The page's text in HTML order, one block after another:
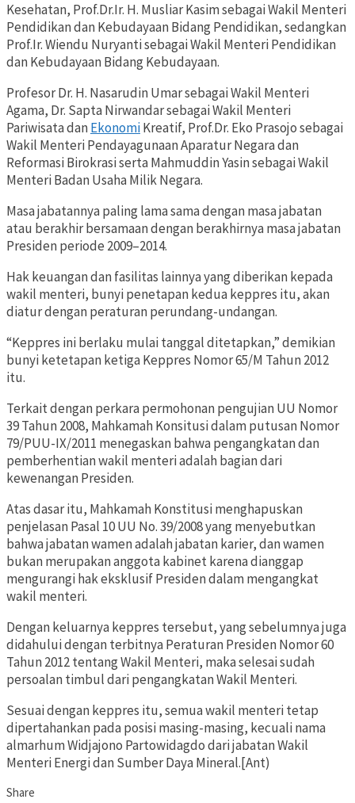
Kesehatan, Prof.Dr.Ir. H. Musliar Kasim sebagai Wakil Menteri
Pendidikan dan Kebudayaan Bidang Pendidikan, sedangkan
Prof.Ir. Wiendu Nuryanti sebagai Wakil Menteri Pendidikan
dan Kebudayaan Bidang Kebudayaan.
Profesor Dr. H. Nasarudin Umar sebagai Wakil Menteri
Agama, Dr. Sapta Nirwandar sebagai Wakil Menteri
Pariwisata danEkonomiKreatif, Prof.Dr. Eko Prasojo sebagai
Wakil Menteri Pendayagunaan Aparatur Negara dan
Reformasi Birokrasi serta Mahmuddin Yasin sebagai Wakil
Menteri Badan Usaha Milik Negara.
Masa jabatannya paling lama sama dengan masa jabatan
atau berakhir bersamaan dengan berakhirnya masa jabatan
Presiden periode 2009–2014.
Hak keuangan dan fasilitas lainnya yang diberikan kepada
wakil menteri, bunyi penetapan kedua keppres itu, akan
diatur dengan peraturan perundang-undangan.
“Keppres ini berlaku mulai tanggal ditetapkan,” demikian
bunyi ketetapan ketiga Keppres Nomor 65/M Tahun 2012
itu.
Terkait dengan perkara permohonan pengujian UU Nomor
39 Tahun 2008, Mahkamah Konsitusi dalam putusan Nomor
79/PUU-IX/2011 menegaskan bahwa pengangkatan dan
pemberhentian wakil menteri adalah bagian dari
kewenangan Presiden.
Atas dasar itu, Mahkamah Konstitusi menghapuskan
penjelasan Pasal 10 UU No. 39/2008 yang menyebutkan
bahwa jabatan wamen adalah jabatan karier, dan wamen
bukan merupakan anggota kabinet karena dianggap
mengurangi hak eksklusif Presiden dalam mengangkat
wakil menteri.
Dengan keluarnya keppres tersebut, yang sebelumnya juga
didahului dengan terbitnya Peraturan Presiden Nomor 60
Tahun 2012 tentang Wakil Menteri, maka selesai sudah
persoalan timbul dari pengangkatan Wakil Menteri.
Sesuai dengan keppres itu, semua wakil menteri tetap
dipertahankan pada posisi masing-masing, kecuali nama
almarhum Widjajono Partowidagdo dari jabatan Wakil
Menteri Energi dan Sumber Daya Mineral.[Ant)
Share